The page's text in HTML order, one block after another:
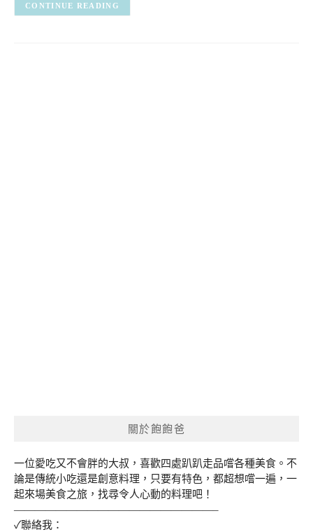
CONTINUE READING
關於飽飽爸
一位愛吃又不會胖的大叔，喜歡四處趴趴走品嚐各種美食。不
論是傳統小吃還是創意料理，只要有特色，都超想嚐一遍，一
起來場美食之旅，找尋令人心動的料理吧！
———————————————————–
✓聯絡我：